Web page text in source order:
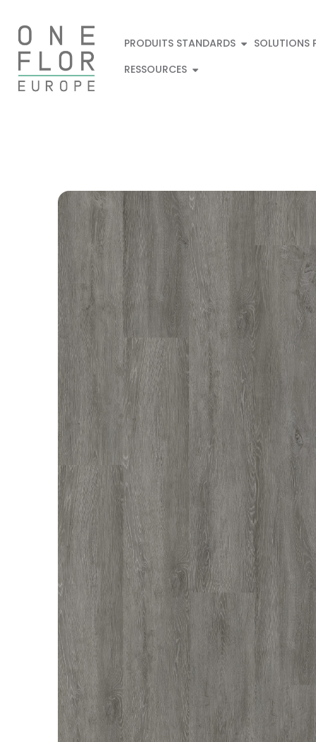
PRODUITS STANDARDS
SOLUTIONS
RESSOURCES